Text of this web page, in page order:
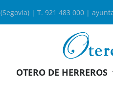
| T. 921 483 000 |
OTERO DE HERREROS